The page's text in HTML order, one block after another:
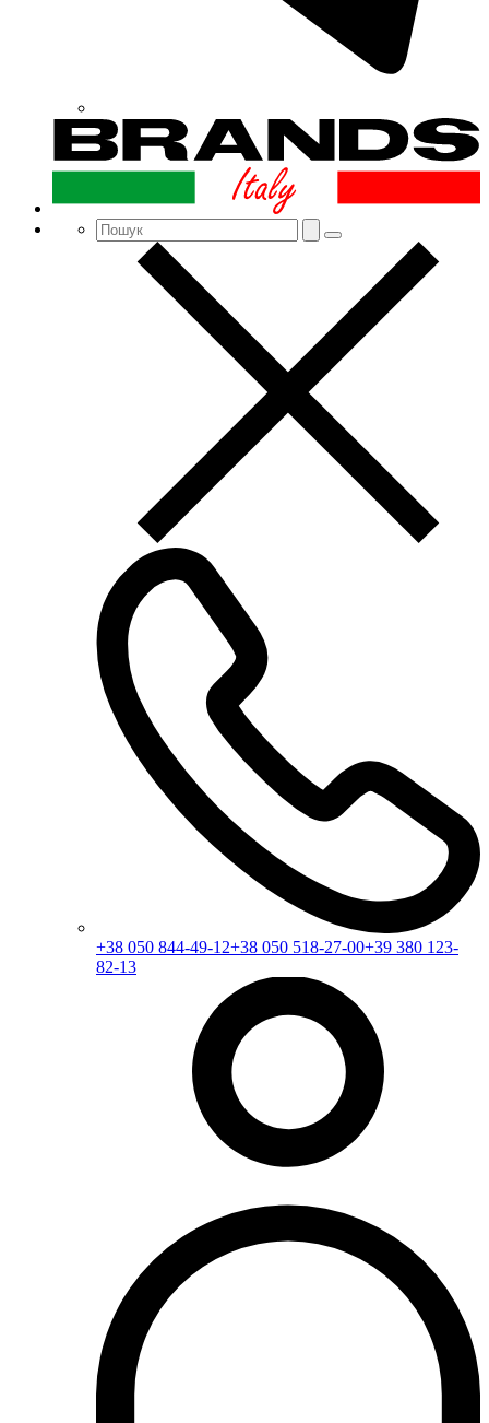
+38 050 844-49-12+38 050 518-27-00+39 380 123-
82-13